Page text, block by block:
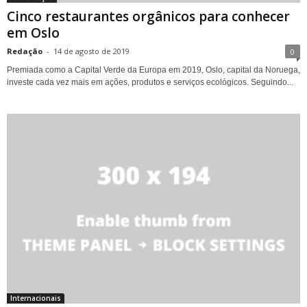
Cinco restaurantes orgânicos para conhecer
em Oslo
Redação - 14 de agosto de 2019 0
Premiada como a Capital Verde da Europa em 2019, Oslo, capital da Noruega,
investe cada vez mais em ações, produtos e serviços ecológicos. Seguindo...
Internacionais